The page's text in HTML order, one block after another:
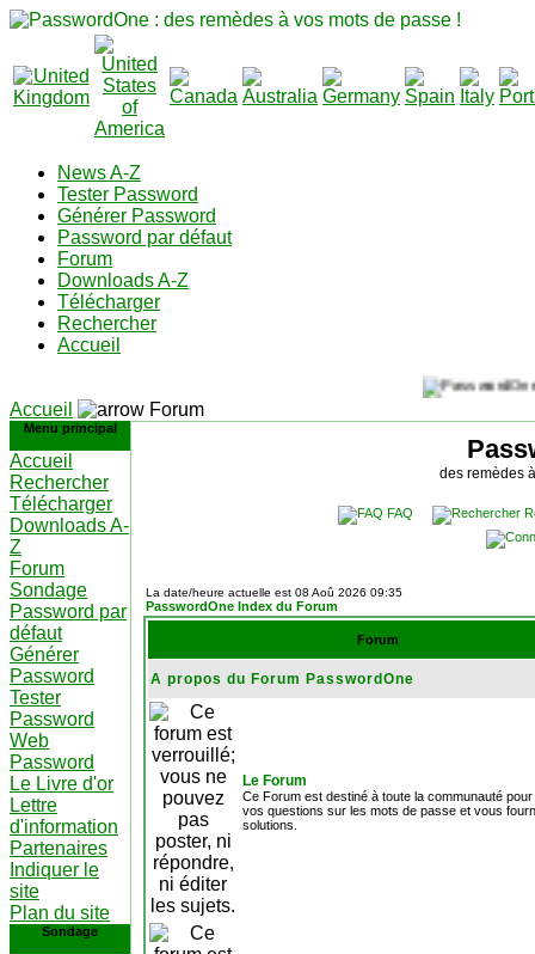
News A-Z
Tester Password
Générer Password
Password par défaut
Forum
Downloads A-Z
Télécharger
Rechercher
Accueil
Accueil Forum
Menu principal
Accueil
Rechercher
Télécharger
Downloads A-
Z
Forum
Sondage
Password par
défaut
Générer
Password
Tester
Password
Web
Password
Le Livre d'or
Lettre
d'information
Partenaires
Indiquer le
site
Plan du site
Sondage
des remèdes
FAQ
La date/heure actuelle est 08 Aoû 2026 09:35
PasswordOne Index du Forum
Forum
A propos du Forum PasswordOne
Le Forum
Ce Forum est destiné à toute la communauté
vos questions sur les mots de passe et vous
solutions.